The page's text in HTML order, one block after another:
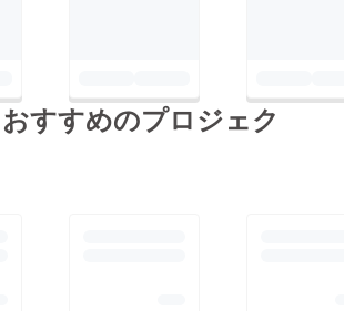
すすめのプロジェク